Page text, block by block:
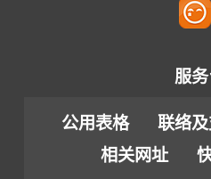
服
公用表格 联络
相关网址